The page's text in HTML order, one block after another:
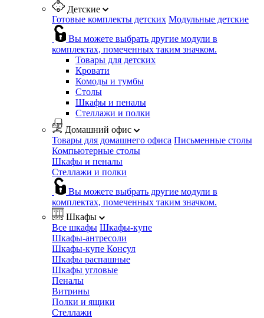
Детские
Готовые комплекты детских Модульные детские
Вы можете выбрать другие модули в
комплектах, помеченных таким значком.
Товары для детских
Кровати
Комоды и тумбы
Столы
Шкафы и пеналы
Стеллажи и полки
Домашний офис
Товары для домашнего офиса Письменные столы
Компьютерные столы
Шкафы и пеналы
Стеллажи и полки
Вы можете выбрать другие модули в
комплектах, помеченных таким значком.
Шкафы
Все шкафы Шкафы-купе
Шкафы-антресоли
Шкафы-купе Консул
Шкафы распашные
Шкафы угловые
Пеналы
Витрины
Полки и ящики
Стеллажи